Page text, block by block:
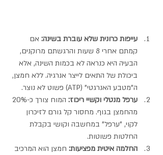
עייפות כרונית שלא עוברת בשינה: אם
קמתם אחרי 8 שעות והרגשתם מרוקנים,
הבעיה היא כנראה לא בכמות השינה, אלא
ביכולת של התאים לייצר אנרגיה. ללא חמצן,
ה"מטבע האנרגטי" (ATP) פשוט לא נוצר.
ערפל מנטלי וקשיי ריכוז:
מהחמצן בגוף. מחסור קל גורם לזיכרון
לקוי, "ערפל" במחשבה וקושי בקבלת
החלטות פשוטות.
החלמה איטית מפציעות: חמצן הוא המרכיב